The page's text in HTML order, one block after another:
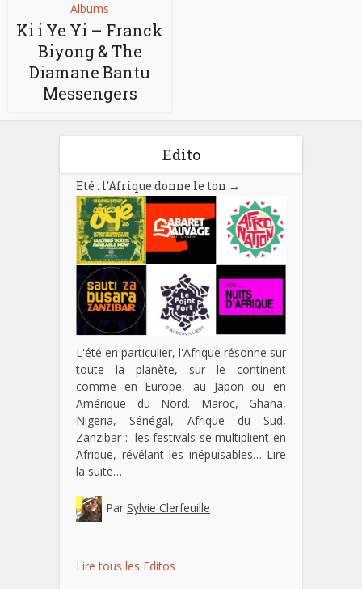
Albums
Ki i Ye Yi – Franck
Biyong & The
Diamane Bantu
Messengers
Edito
Eté : l’Afrique donne le ton →
L'été en particulier, l'Afrique résonne sur
toute la planète, sur le continent
comme en Europe, au Japon ou en
Amérique du Nord. Maroc, Ghana,
Nigeria, Sénégal, Afrique du Sud,
Zanzibar : les festivals se multiplient en
Afrique, révélant les inépuisables… Lire
la suite…
Par Sylvie Clerfeuille
Lire tous les Editos